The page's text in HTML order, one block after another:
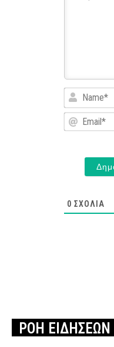
0 ΣΧΌΛΙΑ
ΡΟΗ ΕΙΔΗΣΕΩΝ